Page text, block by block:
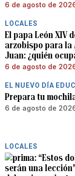
6 de agosto de
LOCALES
El papa León XIV
arzobispo para la
Juan: ¿quién
6 de agosto de
EL NUEVO DÍA
Prepara tu
6 de agosto de
LOCALES
“Estos
serán una